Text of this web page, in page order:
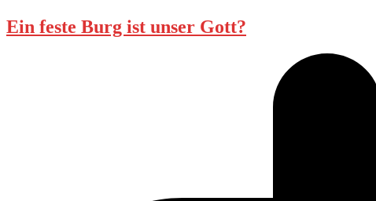
Ein feste Burg ist unser Gott?